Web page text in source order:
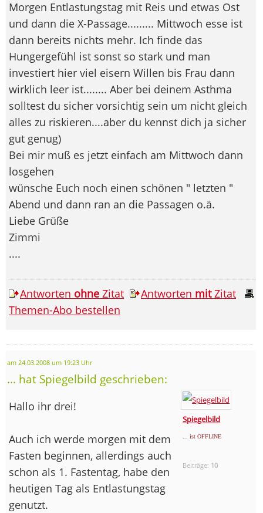
Morgen Entlastungstag mit Reis und etwas Ost
und dann die X-Passage......... Mittwoch esse ist
dann bereits nichts mehr. Ich finde das
Hungergefühl ist sonst so stark und man
investiert hier viel eisern Willen bis Frau dann
wirklich leer ist........ Aber bei deinem Asthma
solltest du sicher vorsichtig sein um nicht gleich
alles zu riskieren....aber du kennst dich ja sicher
gut genug)
Bei mir muß es jetzt einfach am Mittwoch dann
losgehen
wünsche Euch noch einen schönen " letzten "
Abend und dann ran an die Passagen o.ä.
Liebe Grüße
Zimmi
....
Antworten ohne Zitat Antworten mitZitat
Themen-Abo bestellen
am 24.03.2008 um 19:23 Uhr
... hat Spiegelbild geschrieben:
Spiegelbild
... ist OFFLINE
Beiträge: 10
Hallo ihr drei!
Auch ich werde morgen mit dem
Fasten beginnen, allerdings auch
schon als 1. Fastentag, habe den
heutigen Tag als Entlastungstag
genutzt.